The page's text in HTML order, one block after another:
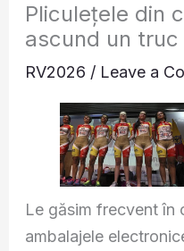
Pliculețele din
ascund un
RV2026 / Leave a
Le găsim frecvent în
ambalajele